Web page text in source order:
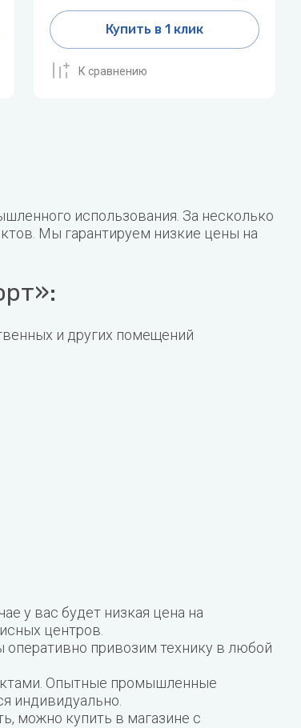
Купить в 1 клик
К сравнению
использования. За несколько
Мы гарантируем низкие цены на
и других помещений
у вас будет низкая цена на
центров.
оперативно привозим технику в любой
Опытные промышленные
индивидуально.
можно купить в магазине с